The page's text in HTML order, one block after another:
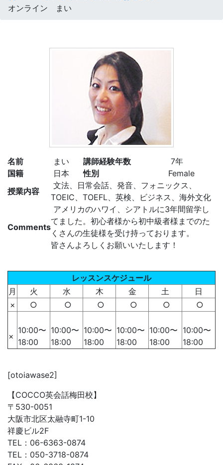
オンライン まい
名前 まい 講師経験年数
7年
国籍
日本 性別
Female
授業内容
文法、日常会話、発音、フォニックス、
TOEIC、TOEFL、英検、ビジネス、海外文化
Comments
アメリカのハワイ、シアトルに3年間留学し
てました。初心者様から初中級者様までのた
くさんの生徒様を受け持っております。
皆さんよろしくお願いいたします！
レッスンスケジュール
月
火 水 木 金 土
日
×
○ ○ ○ ○ ○ ○
×
10:00〜
18:00
10:00〜
18:00
10:00〜
18:00
10:00〜
18:00
10:00〜
18:00
10:00〜
18:00
[otoiawase2]
【COCCO英会話梅田校】
〒530-0051
大阪市北区太融寺町1-10
祥慶ビル2F
TEL：06-6363-0874
TEL：050-3718-0874